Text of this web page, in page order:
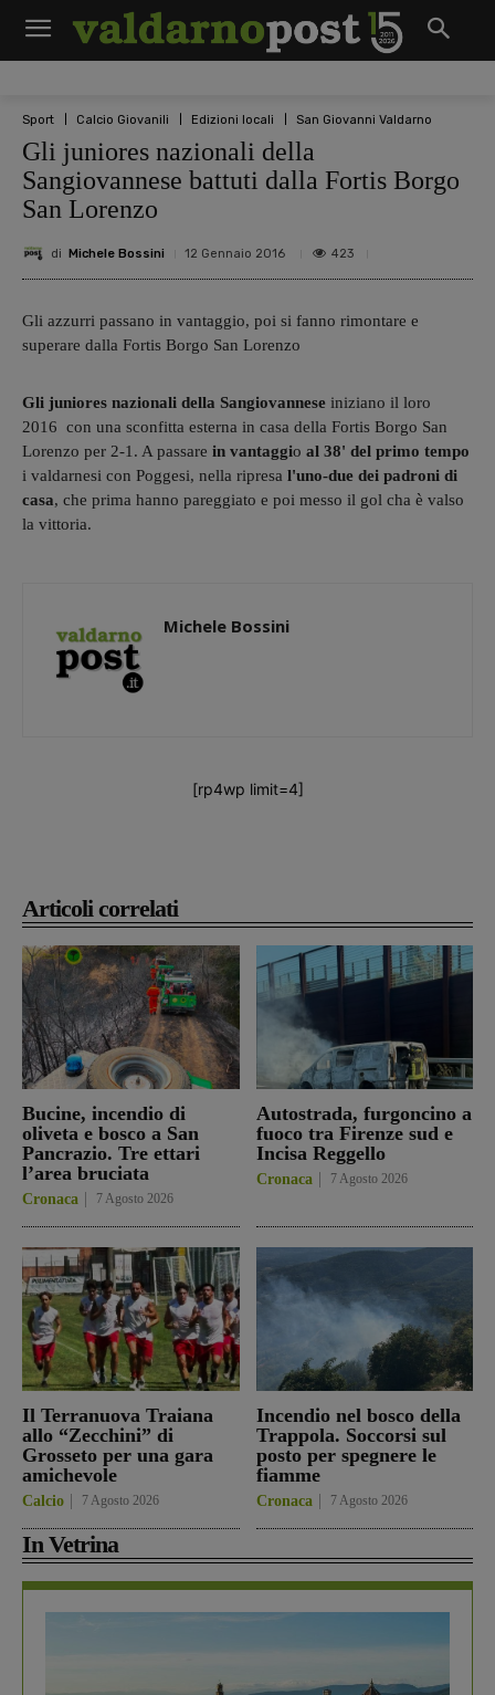
Sport Calcio Giovanili Edizioni locali San Giovanni Valdarno
Gli juniores nazionali della
Sangiovannese battuti dalla Fortis Borgo
San Lorenzo
di Michele Bossini 12 Gennaio 2016 423
Articoli correlati
Bucine, incendio di
oliveta e bosco a San
Pancrazio. Tre ettari
l’area bruciata
Cronaca 7 Agosto 2026
Autostrada, furgoncino a
fuoco tra Firenze sud e
Incisa Reggello
Cronaca 7 Agosto 2026
Il Terranuova Traiana
allo “Zecchini” di
Grosseto per una gara
amichevole
Calcio 7 Agosto 2026
Incendio nel bosco della
Trappola. Soccorsi sul
posto per spegnere le
fiamme
Cronaca 7 Agosto 2026
In Vetrina
Gli azzurri passano in vantaggio, poi si fanno rimontare e
superare dalla Fortis Borgo San Lorenzo
Gli juniores nazionali della Sangiovannese iniziano il loro
2016 con una sconfitta esterna in casa della Fortis Borgo San
Lorenzo per 2-1. A passare in vantaggio al 38' del primo tempo
i valdarnesi con Poggesi, nella ripresa l'uno-due dei padroni di
casa, che prima hanno pareggiato e poi messo il gol cha è valso
la vittoria.
Michele Bossini
[rp4wp limit=4]